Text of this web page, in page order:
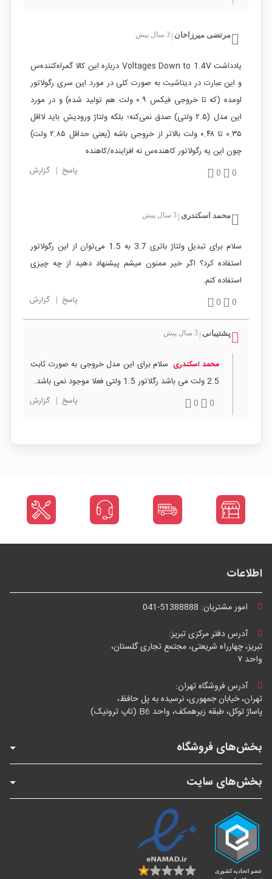
مرتضی میرزاخان | 3 سال پیش
یادداشت Voltages Down to 1.4V درباره این کالا گمراه‌کننده‌س
و این عبارت در دیتاشیت به صورت کلی در مورد این سری رگولاتور
اومده (که تا خروجی فیکس ۰.۹ ولت هم تولید شده) و در مورد
این مدل (۲.۵ ولتی) صدق نمی‌کنه؛ بلکه ولتاژ ورودیش باید لااقل
۰.۳۵ تا ۰.۴۸ ولت بالاتر از خروجی باشه (یعنی حداقل ۲.۸۵ ولت)
چون این یه رگولاتور کاهنده‌س نه افزاینده/کاهنده
0
0 پاسخ | گزارش
محمد اسکندری | 3 سال پیش
سلام برای تبدیل ولتاژ باتری 3.7 به 1.5 می‌توان از این رگولاتور
استفاده کرد؟ اگر خیر ممنون میشم پیشنهاد دهید از چه چیزی
استفاده کنم.
0
0 پاسخ | گزارش
پشتیبانی | 3 سال پیش
محمد اسکندری سلام برای این مدل خروجی به صورت ثابت
2.5 ولت می باشد رگلاتور 1.5 ولتی فعلا موجود نمی باشد.
0
0 پاسخ | گزارش
اطلاعات
امور مشتریان: 041-51388888
آدرس دفتر مرکزی تبریز:
تبریز، چهارراه شریعتی، مجتمع تجاری گلستان،
واحد ۷
آدرس فروشگاه تهران:
تهران، خیابان جمهوری، نرسیده به پل حافظ،
پاساژ توکل، طبقه زیرهمکف، واحد B6 (تاپ ترونیک)
بخش‌های فروشگاه
بخش‌های سایت